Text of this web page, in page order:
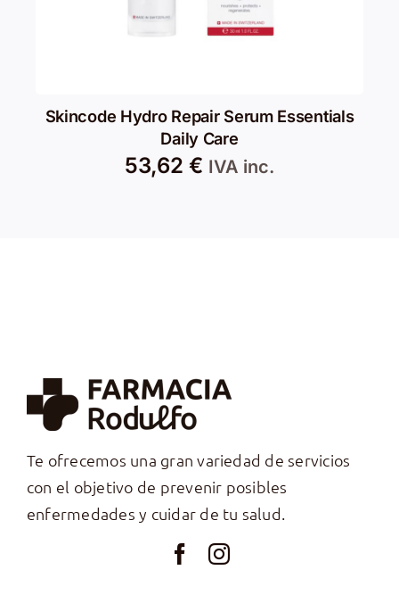
Skincode Hydro Repair Serum Essentials
Daily Care
53,62 € IVA inc.
Te ofrecemos una gran variedad de servicios
con el objetivo de prevenir posibles
enfermedades y cuidar de tu salud.